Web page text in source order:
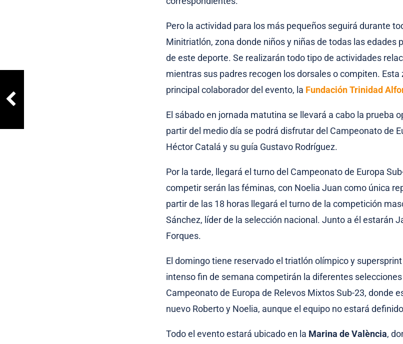
Pero la actividad para los más pequeños seguirá durante
Minitriatlón, zona donde niños y niñas de todas las edades
de este deporte. Se realizarán todo tipo de actividades
mientras sus padres recogen los dorsales o compiten. Esta
principal colaborador del evento, la Fundación Trinidad
El sábado en jornada matutina se llevará a cabo la prueba
partir del medio día se podrá disfrutar del Campeonato de
Héctor Catalá y su guía Gustavo Rodríguez.
Por la tarde, llegará el turno del Campeonato de Europa
competir serán las féminas, con Noelia Juan como única
partir de las 18 horas llegará el turno de la competición
Sánchez, líder de la selección nacional. Junto a él estarán
Forques.
El domingo tiene reservado el triatlón olímpico y supersprint
intenso fin de semana competirán la diferentes selecciones
Campeonato de Europa de Relevos Mixtos Sub-23, donde
nuevo Roberto y Noelia, aunque el equipo no estará
Todo el evento estará ubicado en la Marina de València,